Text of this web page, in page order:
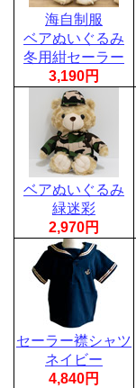
海自制服
ベアぬいぐるみ
冬用紺セーラー
3,190円
ベアぬいぐるみ
緑迷彩
2,970円
セーラー襟シャツ
ネイビー
4,840円